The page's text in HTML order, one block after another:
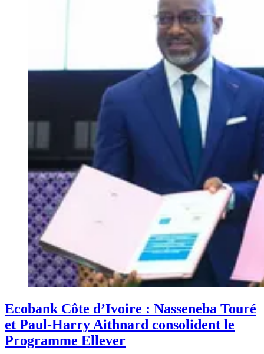
Ecobank Côte d’Ivoire : Nasseneba Touré
et Paul-Harry Aithnard consolident le
Programme Ellever